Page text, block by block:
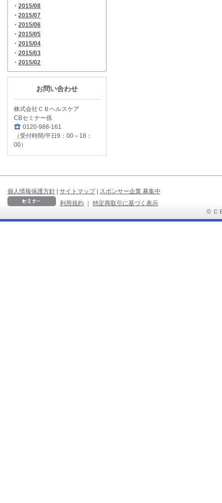
・ 2015/08
・ 2015/07
・ 2015/06
・ 2015/05
・ 2015/04
・ 2015/03
・ 2015/02
お問い合わせ
株式会社ＣＢヘルスケア
CBセミナー係
0120-988-161
（受付時間/平日9：00～18：
00）
個人情報保護方針 | サイトマップ | スポンサー企業 募集中
利用規約
｜
特定商取引に基づく表示
© Ｃ